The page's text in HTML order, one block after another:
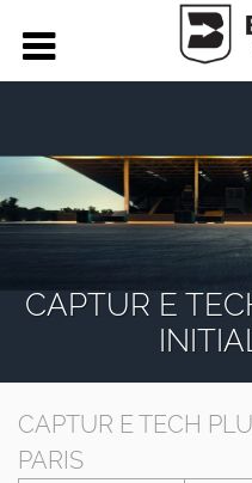
CAPTUR E
CAPTUR E TECH
PARIS